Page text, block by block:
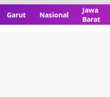
Garut Nasional
Jawa
Barat